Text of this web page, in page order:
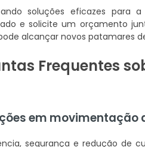
soluções eficazes para
e solicite um orçamento
alcançar novos patamares
Frequentes
em
segurança e redução de